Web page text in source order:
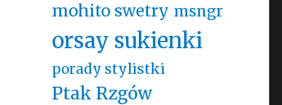
mohito swetry msngr
orsay sukienki
porady stylistki
Ptak Rzgów